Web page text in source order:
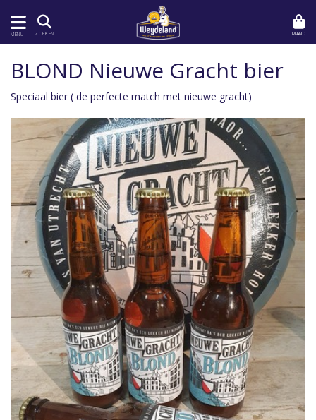
MENU ZOEKEN MAND
BLOND Nieuwe Gracht bier
Speciaal bier ( de perfecte match met nieuwe gracht)